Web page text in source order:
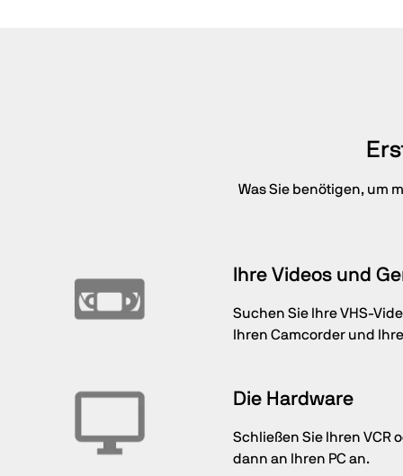
Was Sie benötigen, um
Ihre Videos und
Suchen Sie Ihre VHS-
Ihren Camcorder und
Die Hardware
Schließen Sie Ihren VCR
dann an Ihren PC an.